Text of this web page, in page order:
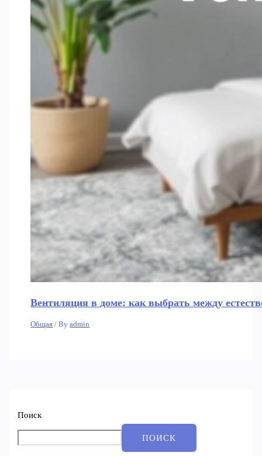
Вентиляция в доме: как выбрать между
Общая / Byadmin
Поиск
ПОИСК